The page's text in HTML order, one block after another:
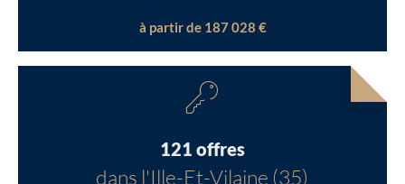
à partir de 187 028 €
121 offres
dans l'Ille-Et-Vilaine (35)